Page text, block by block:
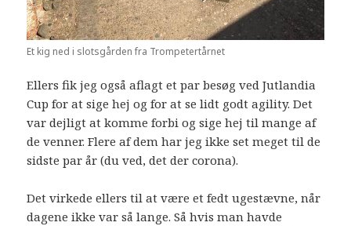
Et kig ned i slotsgården fra Trompetertårnet
Ellers fik jeg også aflagt et par besøg ved Jutlandia
Cup for at sige hej og for at se lidt godt agility. Det
var dejligt at komme forbi og sige hej til mange af
de venner. Flere af dem har jeg ikke set meget til de
sidste par år (du ved, det der corona).
Det virkede ellers til at være et fedt ugestævne, når
dagene ikke var så lange. Så hvis man havde